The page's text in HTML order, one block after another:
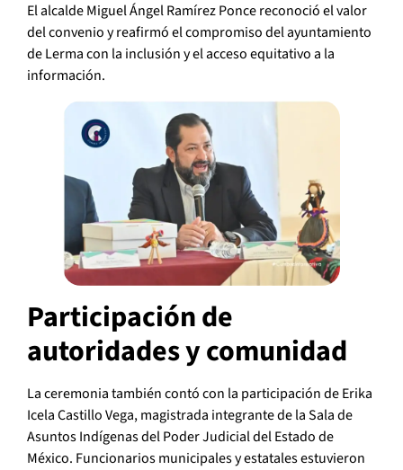
El alcalde Miguel Ángel Ramírez Ponce reconoció el valor
del convenio y reafirmó el compromiso del ayuntamiento
de Lerma con la inclusión y el acceso equitativo a la
información.
Participación de
autoridades y comunidad
La ceremonia también contó con la participación de Erika
Icela Castillo Vega, magistrada integrante de la Sala de
Asuntos Indígenas del Poder Judicial del Estado de
México. Funcionarios municipales y estatales estuvieron